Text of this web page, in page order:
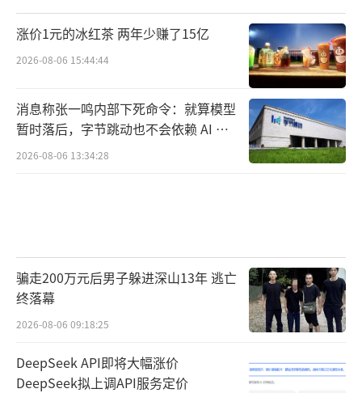
涨价1元的冰红茶 两年少赚了15亿
2026-08-06 15:44:44
消息称张一鸣内部下死命令：就算模型
暂时落后，字节跳动也不会依赖 AI 蒸
馏技术
2026-08-06 13:34:28
骗走200万元后男子躲进深山13年 逃亡
终落幕
2026-08-06 09:18:25
DeepSeek API即将大幅涨价
DeepSeek拟上调API服务定价